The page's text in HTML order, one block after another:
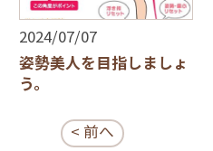
2024/07/07
姿勢美人を目指しましょ
う。
< 前へ